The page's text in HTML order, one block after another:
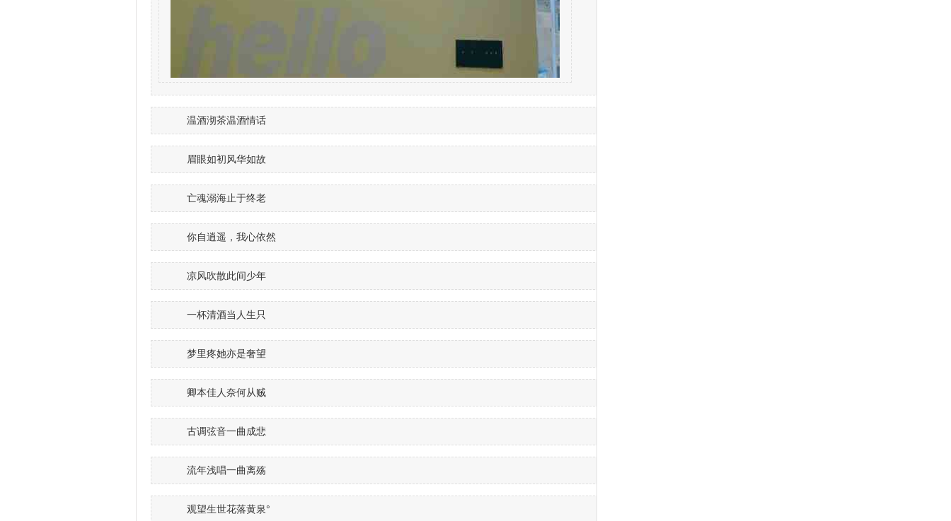
温酒沏茶温酒情话
眉眼如初风华如故
亡魂溺海止于终老
你自逍遥，我心依然
凉风吹散此间少年
一杯清酒当人生只
梦里疼她亦是奢望
卿本佳人奈何从贼
古调弦音一曲成悲
流年浅唱一曲离殇
观望生世花落黄泉°